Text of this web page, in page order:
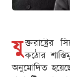
যু ক্তরাষ্ট্রের
কঠোর
অনুমোদিত